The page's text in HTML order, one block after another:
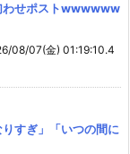
わせポストwwwwww
08/07(金) 01:19:10.4
すぎ」「いつの間に